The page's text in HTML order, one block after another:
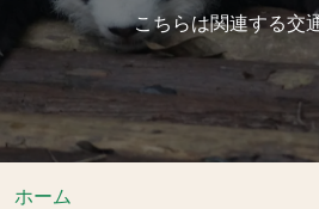
こちらは関連する交
ホーム